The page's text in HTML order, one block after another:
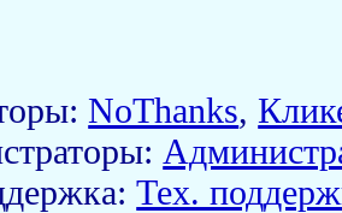
NoThanks,
Тех.